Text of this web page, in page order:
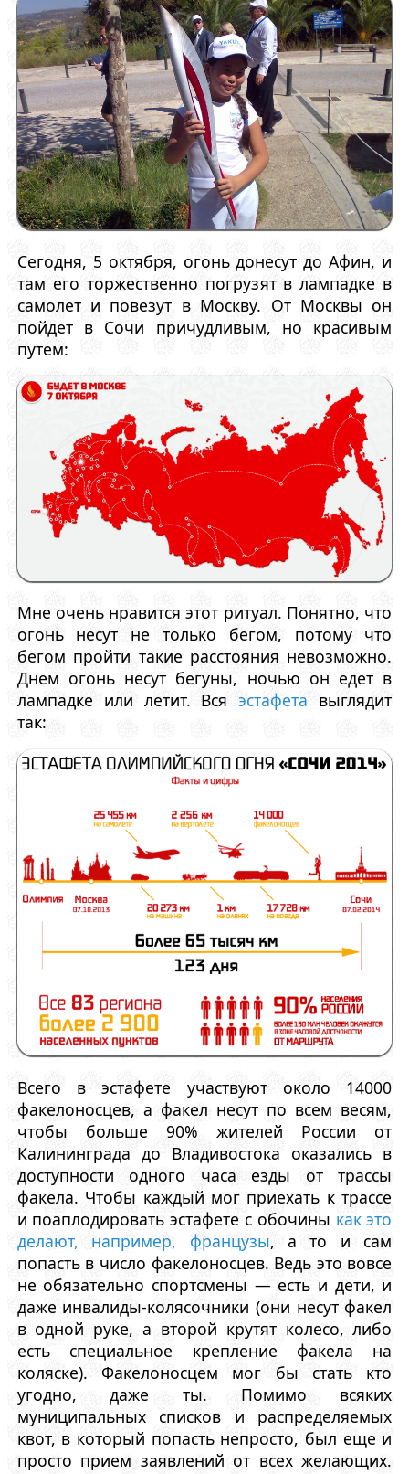
Сегодня, 5 октября, огонь донесут до Афин, и
там его торжественно погрузят в лампадке в
самолет и повезут в Москву. От Москвы он
пойдет в Сочи причудливым, но красивым
путем:
Мне очень нравится этот ритуал. Понятно, что
огонь несут не только бегом, потому что
бегом пройти такие расстояния невозможно.
Днем огонь несут бегуны, ночью он едет в
лампадке или летит. Всяэстафета выглядит
так:
Всего в эстафете участвуют около 14000
факелоносцев, а факел несут по всем весям,
чтобы больше 90% жителей России от
Калининграда до Владивостока оказались в
доступности одного часа езды от трассы
факела. Чтобы каждый мог приехать к трассе
и поаплодировать эстафете с обочины как это
делают, например, французы, а то и сам
попасть в число факелоносцев. Ведь это вовсе
не обязательно спортсмены — есть и дети, и
даже инвалиды-колясочники (они несут факел
в одной руке, а второй крутят колесо, либо
есть специальное крепление факела на
коляске). Факелоносцем мог бы стать кто
угодно, даже ты. Помимо всяких
муниципальных списков и распределяемых
квот, в который попасть непросто, был еще и
просто прием заявлений от всех желающих.